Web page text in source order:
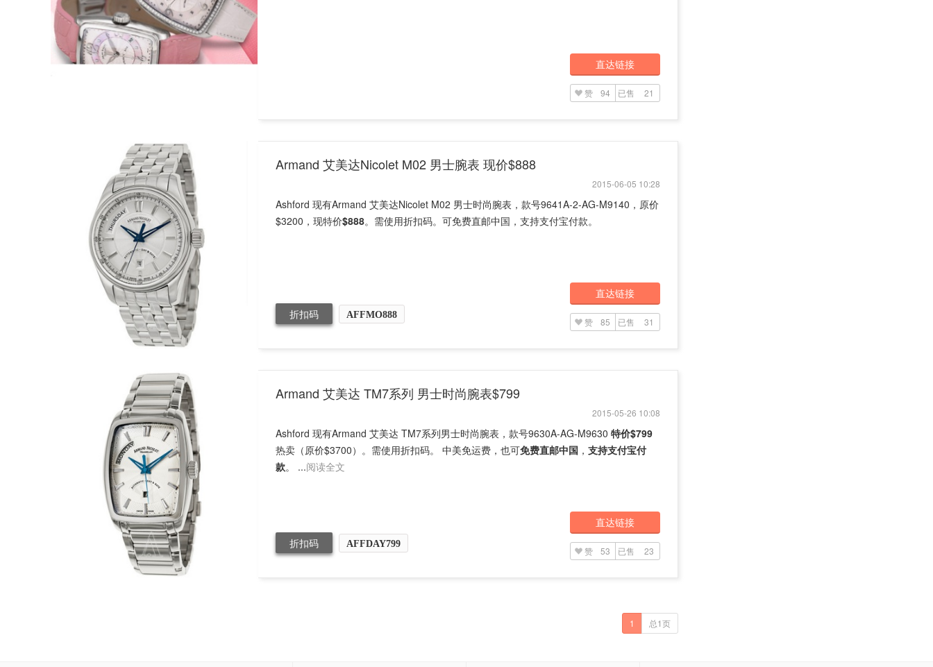
直达链接
赞 94 已售 21
Armand 艾美达Nicolet M02 男士腕表 现价$888
2015-06-05 10:28
Ashford 现有Armand 艾美达Nicolet M02 男士时尚腕表，款号9641A-2-AG-M9140，原价
$3200，现特价$888。需使用折扣码。可免费直邮中国，支持支付宝付款。
折扣码 AFFMO888
直达链接
赞 85 已售 31
Armand 艾美达 TM7系列 男士时尚腕表$799
2015-05-26 10:08
Ashford 现有Armand 艾美达 TM7系列男士时尚腕表，款号9630A-AG-M9630 特价$799
热卖（原价$3700）。需使用折扣码。 中美免运费，也可免费直邮中国 ， 支持支付宝付
款。 ...阅读全文
折扣码 AFFDAY799
直达链接
赞 53 已售 23
1 总1页